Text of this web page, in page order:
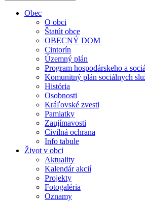
Obec
O obci
Štatút obce
OBECNÝ DOM
Cintorín
Územný plán
Program hospodárskeho a
Komunitný plán sociálnych
História
Osobnosti
Kráľovské zvesti
Pamiatky
Zaujímavosti
Civilná ochrana
Info tabule
Život v obci
Aktuality
Kalendár akcií
Projekty
Fotogaléria
Oznamy